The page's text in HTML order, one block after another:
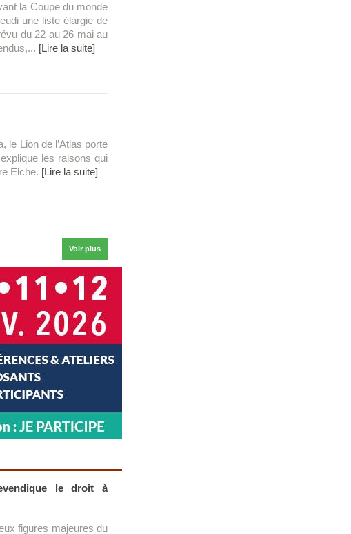
la Coupe du monde
une liste élargie de
du 22 au 26 mai au
[Lire la suite]
le Lion de l’Atlas porte
les raisons qui
Elche. [Lire la suite]
Voir plus
le droit à
figures majeures du